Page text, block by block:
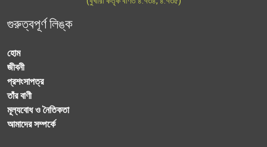
গুরুত্বপূর্ণ লিঙ্ক
হোম
জীবনী
প্রশংসাপত্র
তাঁর বাণী
মূল্যবোধ ও নৈতিকতা
আমাদের সম্পর্কে